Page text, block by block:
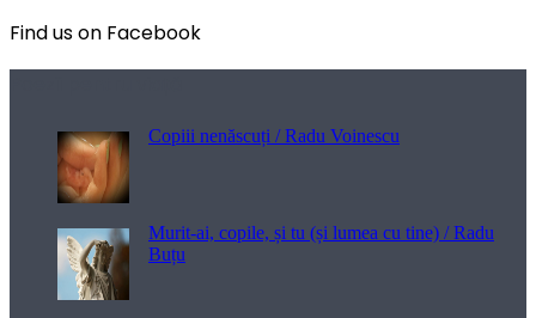
Find us on Facebook
Copiii nenăscuți / Radu Voinescu
Murit-ai, copile, și tu (și lumea cu tine) / Radu
Buțu